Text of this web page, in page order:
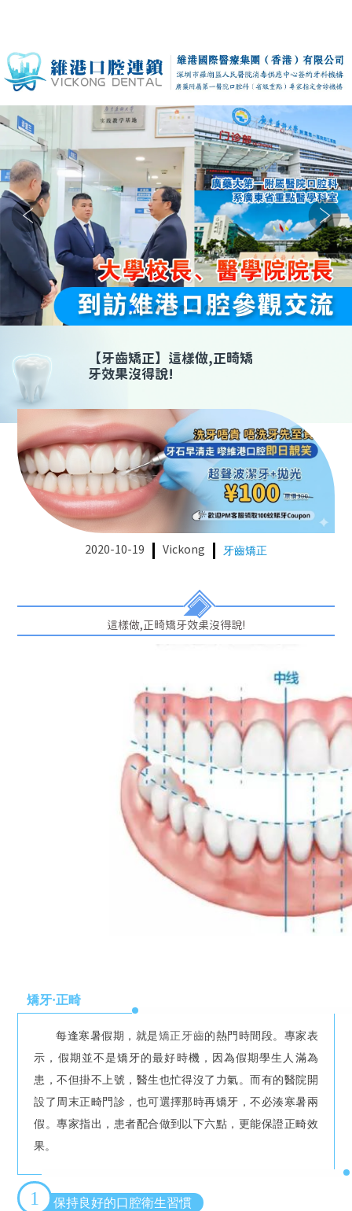
【牙齒矯正】 這樣做,正畸矯
牙效果沒得說!
2020-10-19 Vickong 牙齒矯正
這樣做,正畸矯牙效果沒得說!
矯牙·正畸
每逢寒暑假期，就是矯正牙齒的熱門時間段。專家表
示，假期並不是矯牙的最好時機，因為假期學生人滿為
患，不但掛不上號，醫生也忙得沒了力氣。而有的醫院開
設了周末正畸門診，也可選擇那時再矯牙，不必湊寒暑兩
假。專家指出，患者配合做到以下六點，更能保證正畸效
果。
1 保持良好的口腔衛生習慣